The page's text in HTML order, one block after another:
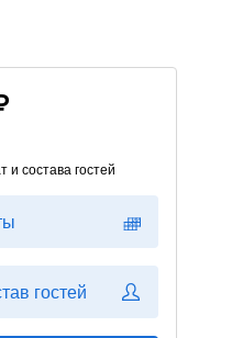
и состава гостей
гостей